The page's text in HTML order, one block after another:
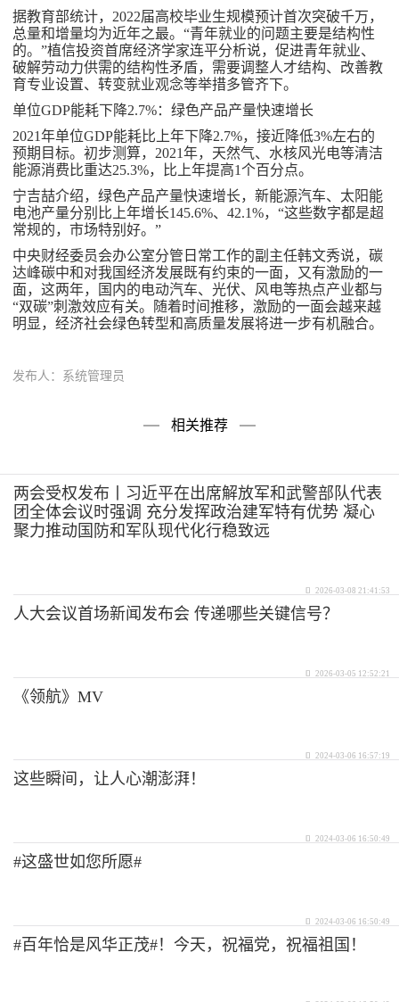
据教育部统计，2022届高校毕业生规模预计首次突破千万，
总量和增量均为近年之最。“青年就业的问题主要是结构性
的。”植信投资首席经济学家连平分析说，促进青年就业、
破解劳动力供需的结构性矛盾，需要调整人才结构、改善教
育专业设置、转变就业观念等举措多管齐下。
单位GDP能耗下降2.7%：绿色产品产量快速增长
2021年单位GDP能耗比上年下降2.7%，接近降低3%左右的
预期目标。初步测算，2021年，天然气、水核风光电等清洁
能源消费比重达25.3%，比上年提高1个百分点。
宁吉喆介绍，绿色产品产量快速增长，新能源汽车、太阳能
电池产量分别比上年增长145.6%、42.1%，“这些数字都是超
常规的，市场特别好。”
中央财经委员会办公室分管日常工作的副主任韩文秀说，碳
达峰碳中和对我国经济发展既有约束的一面，又有激励的一
面，这两年，国内的电动汽车、光伏、风电等热点产业都与
“双碳”刺激效应有关。随着时间推移，激励的一面会越来越
明显，经济社会绿色转型和高质量发展将进一步有机融合。
发布人：系统管理员
相关推荐
两会受权发布丨习近平在出席解放军和武警部队代表
团全体会议时强调 充分发挥政治建军特有优势 凝心
聚力推动国防和军队现代化行稳致远
2026-03-08 21:41:53
人大会议首场新闻发布会 传递哪些关键信号？
2026-03-05 12:52:21
《领航》MV
2024-03-06 16:57:19
这些瞬间，让人心潮澎湃！
2024-03-06 16:50:49
#这盛世如您所愿#
2024-03-06 16:50:49
#百年恰是风华正茂#！今天，祝福党，祝福祖国！